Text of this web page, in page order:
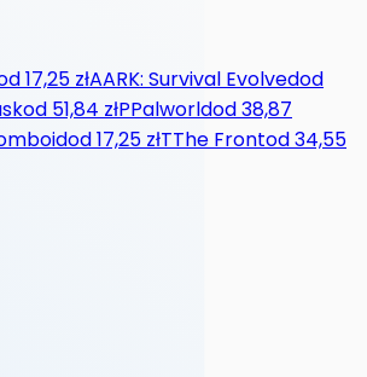
17,25 złAARK: Survival Evolvedod
od 51,84 złPPalworldod38,87
od17,25 złTThe Frontod34,55